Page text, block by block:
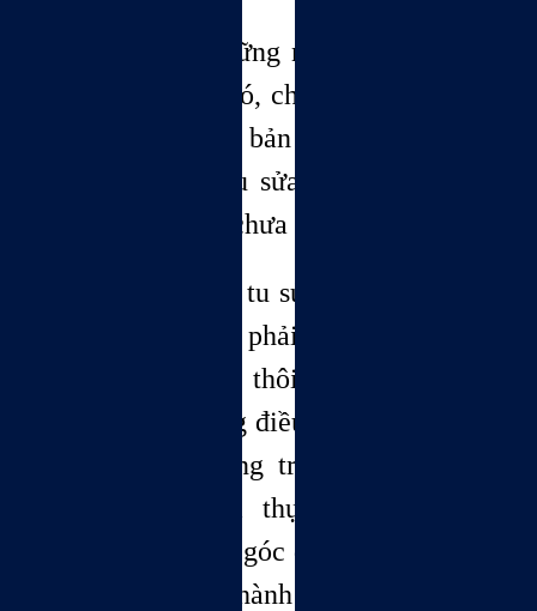
Đó chính là những nét căn bản của
việc học. Sau đó, chúng ta mới dựa
trên những căn bản đó, để tiếp tục
trau giồi hay tu sửa lại những chỗ
chưa đúng hay chưa chính xác.
Trong qúa trình tu sửa việc học này,
chúng ta không phải chỉ dùng sư tư
duy không mà thôi, mà chúng ta
phải đem những điều chúng ta đang
tu học ứng dụng trong thực hành.
Chúng ta phải thực hành không
những trên một góc độ, mà chúng ta
còn phải thực hành trên nhiều góc